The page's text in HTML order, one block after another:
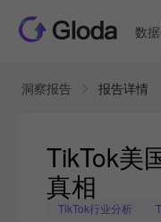
数
洞察报告 报告详情
TikTok美
真相
TikTok行业分析